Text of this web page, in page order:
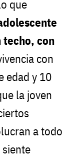
que
techo, con
con
edad y 10
la joven
a todo